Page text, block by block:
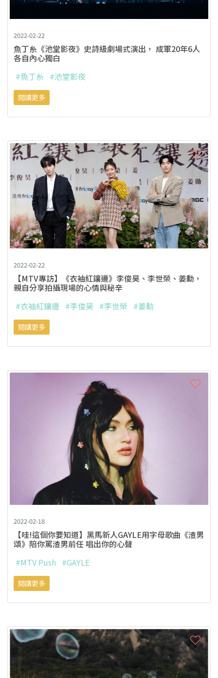
2022-02-22
魚丁糸《池堂影夜》史詩級劇場式演出， 成軍20年6人
各自內心獨白
#魚丁糸 #池堂影夜
閱讀更多
2022-02-22
【MTV專訪】《衣袖紅鑲邊》李俊昊、李世榮、姜勳，
親自分享拍攝現場的心情與秘辛
#衣袖紅鑲邊 #李俊昊 #李世榮 #姜勳
閱讀更多
2022-02-18
【哇!這個你要知道】黑馬新人GAYLE用字母歌曲《渣男
頌》陪你罵渣男前任 唱出你的心聲
#MTV Push #GAYLE
閱讀更多